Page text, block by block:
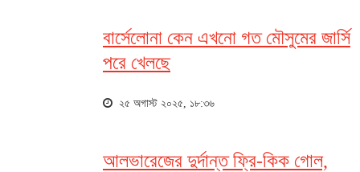
বার্সেলোনা কেন এখনো গত মৌসুমের জার্সি
পরে খেলছে
২৫ অগাস্ট ২০২৫, ১৮:৩৬
আলভারেজের দুর্দান্ত ফ্রি-কিক গোল,